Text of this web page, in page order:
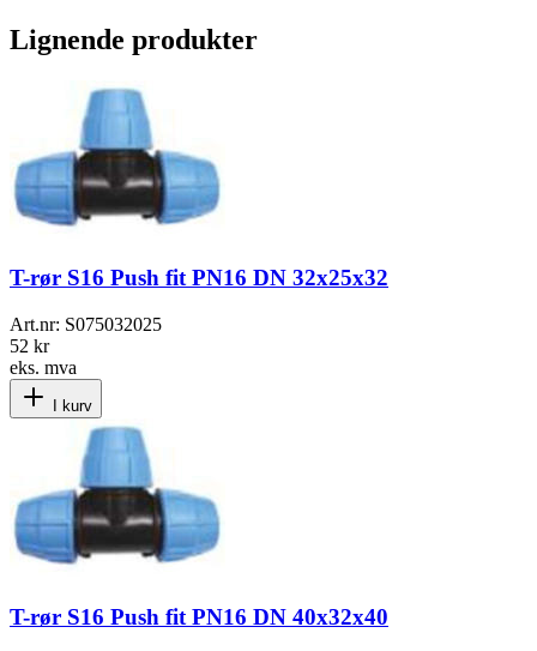
Lignende produkter
T-rør S16 Push fit PN16 DN 32x25x32
Art.nr: S075032025
52 kr
eks. mva
I kurv
T-rør S16 Push fit PN16 DN 40x32x40